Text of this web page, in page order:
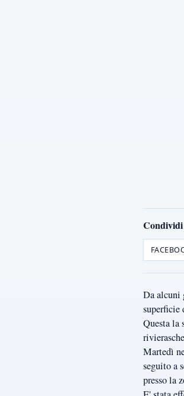
Da alcuni
superficie
Questa la
Martedì
seguito a
presso la